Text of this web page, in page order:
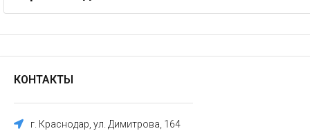
КОНТАКТЫ
г. Краснодар, ул. Димитрова, 164